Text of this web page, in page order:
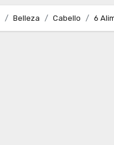
Belleza Cabello 6